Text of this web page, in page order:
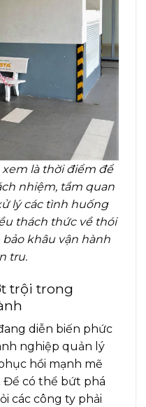
là thời điểm để
nhiệm, tầm quan
lý các tình huống
thách thức về thói
khâu vận hành
tru.
trội trong
diễn biến phức
nghiệp quản lý
hồi mạnh mẽ
Để có thể bứt phá
các công ty phải